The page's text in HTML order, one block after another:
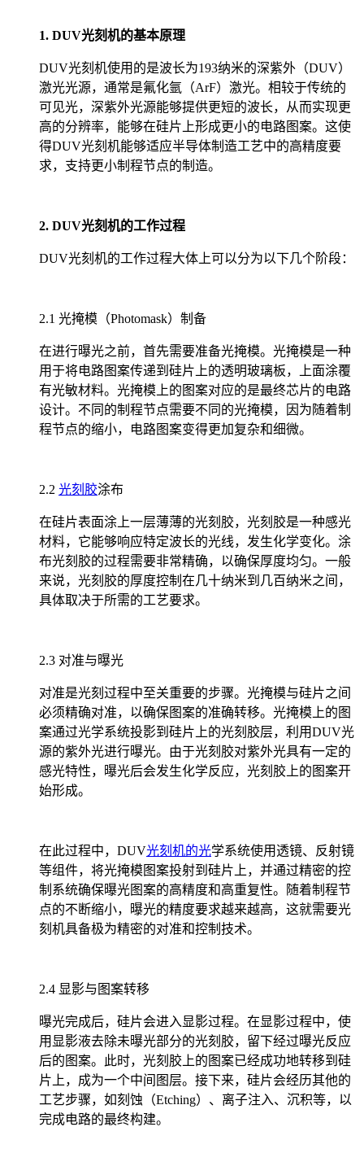
1. DUV光刻机的基本原理
DUV光刻机使用的是波长为193纳米的深紫外（DUV）
激光光源，通常是氟化氩（ArF）激光。相较于传统的
可见光，深紫外光源能够提供更短的波长，从而实现更
高的分辨率，能够在硅片上形成更小的电路图案。这使
得DUV光刻机能够适应半导体制造工艺中的高精度要
求，支持更小制程节点的制造。
2. DUV光刻机的工作过程
DUV光刻机的工作过程大体上可以分为以下几个阶段：
2.1 光掩模（Photomask）制备
在进行曝光之前，首先需要准备光掩模。光掩模是一种
用于将电路图案传递到硅片上的透明玻璃板，上面涂覆
有光敏材料。光掩模上的图案对应的是最终芯片的电路
设计。不同的制程节点需要不同的光掩模，因为随着制
程节点的缩小，电路图案变得更加复杂和细微。
2.2 光刻胶涂布
在硅片表面涂上一层薄薄的光刻胶，光刻胶是一种感光
材料，它能够响应特定波长的光线，发生化学变化。涂
布光刻胶的过程需要非常精确，以确保厚度均匀。一般
来说，光刻胶的厚度控制在几十纳米到几百纳米之间，
具体取决于所需的工艺要求。
2.3 对准与曝光
对准是光刻过程中至关重要的步骤。光掩模与硅片之间
必须精确对准，以确保图案的准确转移。光掩模上的图
案通过光学系统投影到硅片上的光刻胶层，利用DUV光
源的紫外光进行曝光。由于光刻胶对紫外光具有一定的
感光特性，曝光后会发生化学反应，光刻胶上的图案开
始形成。
在此过程中，DUV光刻机的光学系统使用透镜、反射镜
等组件，将光掩模图案投射到硅片上，并通过精密的控
制系统确保曝光图案的高精度和高重复性。随着制程节
点的不断缩小，曝光的精度要求越来越高，这就需要光
刻机具备极为精密的对准和控制技术。
2.4 显影与图案转移
曝光完成后，硅片会进入显影过程。在显影过程中，使
用显影液去除未曝光部分的光刻胶，留下经过曝光反应
后的图案。此时，光刻胶上的图案已经成功地转移到硅
片上，成为一个中间图层。接下来，硅片会经历其他的
工艺步骤，如刻蚀（Etching）、离子注入、沉积等，以
完成电路的最终构建。